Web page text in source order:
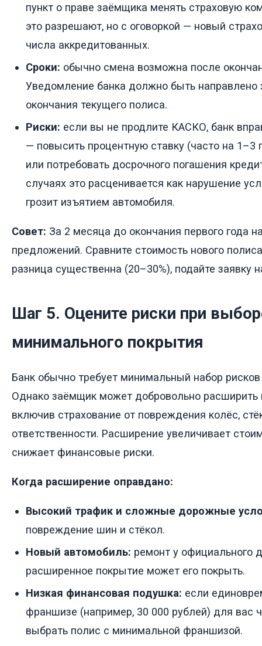
пункт о праве заёмщика менять страховую
это разрешают, но с оговоркой — новый
числа аккредитованных.
Сроки: обычно смена возможна после
Уведомление банка должно быть направлено
окончания текущего полиса.
Риски: если вы не продлите КАСКО, банк
— повысить процентную ставку (часто на 1–3
или потребовать досрочного погашения
случаях это расценивается как нарушение
грозит изъятием автомобиля.
Совет: За 2 месяца до окончания первого года
предложений. Сравните стоимость нового
разница существенна (20–30%), подайте заявку
Шаг 5. Оцените риски при
минимального покрытия
Банк обычно требует минимальный набор
Однако заёмщик может добровольно расширить
включив страхование от повреждения колёс,
ответственности. Расширение увеличивает
снижает финансовые риски.
Когда расширение оправдано:
Высокий трафик и сложные дорожные
повреждение шин и стёкол.
Новый автомобиль: ремонт у официального
расширенное покрытие может его покрыть.
Низкая финансовая подушка: если
франшизе (например, 30 000 рублей) для вас
выбрать полис с минимальной франшизой.